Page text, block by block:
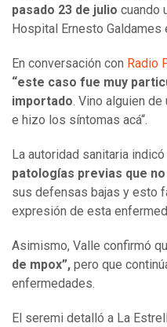
pasado 23 de julio cuando
Hospital Ernesto Galdames
En conversación con Radio
“este caso fue muy
importado. Vino alguien
e hizo los síntomas acá“.
La autoridad sanitaria
patologías previas que
sus defensas bajas y esto
expresión de esta
Asimismo, Valle confirmó
de mpox”, pero que
enfermedades.
El seremi detalló a La